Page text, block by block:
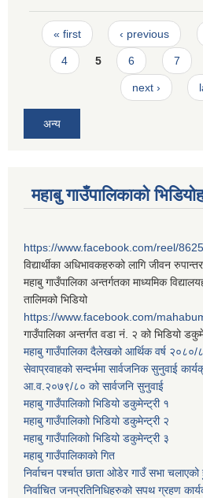
Pages
« first ‹ previous
4 5 6 7
next ›
अन्य
महाबु गाउँपालिकाको
https://www.facebook.com/reel/
विद्यार्थीका अधिभावकहरुको लागि जीवन
महाबु गाउँपालिका अन्तर्गतका माध्यमिक
तालिमको भिडियो
https://www.facebook.com/
गाउँपालिका अन्तर्गत वडा नं. २ को भिडियो
महाबु गाउँपालिका दैलेखको आर्थिक वर्ष २०८०/
सेवाप्रवाहको सन्दर्भमा सार्वजनिक सुनुवाई
आ.व.२०७९/८० को सार्वजनि सुनुवाई
महाबु गाउँपालिकाो भिडियो डकुमेन्ट्री १
महाबु गाउँपालिकाो भिडियो डकुमेन्ट्री २
महाबु गाउँपालिकाो भिडियो डकुमेन्ट्री ३
महाबु गाउँपालिकाको गित
निर्वाचन पर्श्चात छाता ओडेर गाउँ सभा
निर्वाचित जनप्रतिनिधिहरुको सपथ ग्रहण